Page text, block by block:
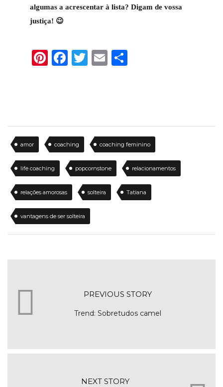
algumas a acrescentar à lista? Digam de vossa
justiça! 😉
Pinterest
Facebook
Twitter
Email
amor coaching coaching feminino
life coaching popcornstone relacionamentos
relações amorosas solteira Tatiana
vantagens de ser solteira
PREVIOUS STORY
Trend: Sobretudos camel
NEXT STORY